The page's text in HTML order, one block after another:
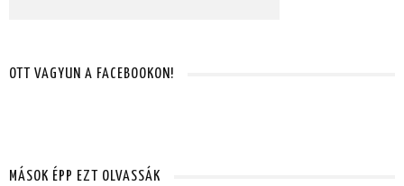
OTT VAGYUN A FACEBOOKON!
MÁSOK ÉPP EZT OLVASSÁK